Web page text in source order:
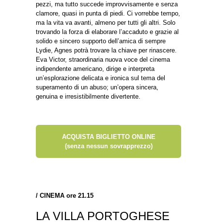
pezzi, ma tutto succede improvvisamente e senza
clamore, quasi in punta di piedi. Ci vorrebbe tempo,
ma la vita va avanti, almeno per tutti gli altri. Solo
trovando la forza di elaborare l’accaduto e grazie al
solido e sincero supporto dell’amica di sempre
Lydie, Agnes potrà trovare la chiave per rinascere.
Eva Victor, straordinaria nuova voce del cinema
indipendente americano, dirige e interpreta
un’esplorazione delicata e ironica sul tema del
superamento di un abuso; un’opera sincera,
genuina e irresistibilmente divertente.
ACQUISTA BIGLIETTO ONLINE
(senza nessun sovrapprezzo)
/ CINEMA ore 21.15
LA VILLA PORTOGHESE